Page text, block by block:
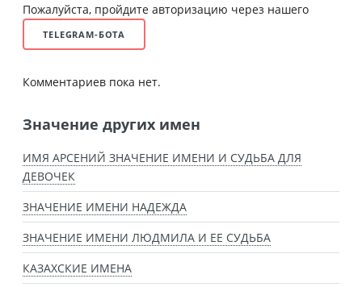
Пожалуйста, пройдите авторизацию через нашего
TELEGRAM-БОТА
Комментариев пока нет.
Значение других имен
ИМЯ АРСЕНИЙ ЗНАЧЕНИЕ ИМЕНИ И СУДЬБА ДЛЯ
ДЕВОЧЕК
ЗНАЧЕНИЕ ИМЕНИ НАДЕЖДА
ЗНАЧЕНИЕ ИМЕНИ ЛЮДМИЛА И ЕЕ СУДЬБА
КАЗАХСКИЕ ИМЕНА